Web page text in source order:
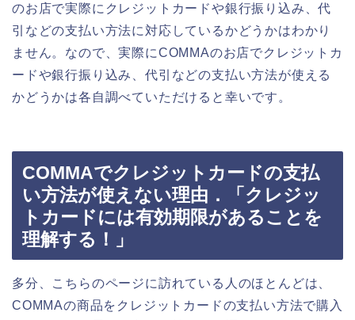
のお店で実際にクレジットカードや銀行振り込み、代
引などの支払い方法に対応しているかどうかはわかり
ません。なので、実際にCOMMAのお店でクレジットカ
ードや銀行振り込み、代引などの支払い方法が使える
かどうかは各自調べていただけると幸いです。
COMMAでクレジットカードの支払
い方法が使えない理由．「クレジッ
トカードには有効期限があることを
理解する！」
多分、こちらのページに訪れている人のほとんどは、
COMMAの商品をクレジットカードの支払い方法で購入